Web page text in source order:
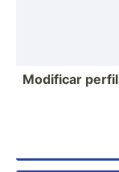
Modificar perfil